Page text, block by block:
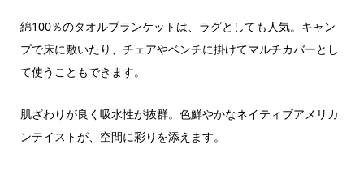
綿100％のタオルブランケットは、ラグとしても人気。キャン
プで床に敷いたり、チェアやベンチに掛けてマルチカバーとし
て使うこともできます。
肌ざわりが良く吸水性が抜群。色鮮やかなネイティブアメリカ
ンテイストが、空間に彩りを添えます。